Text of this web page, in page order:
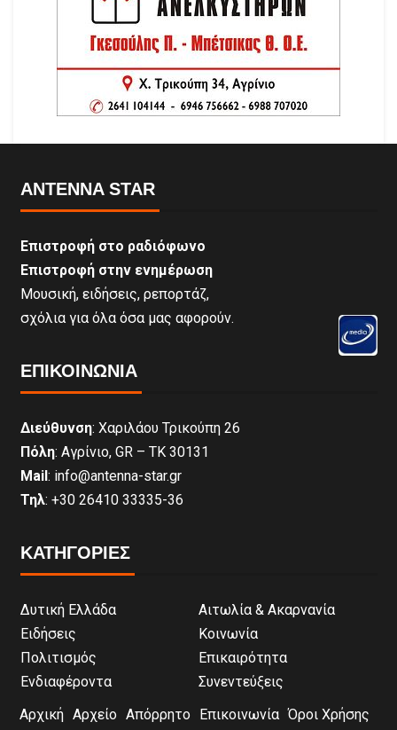
ANTENNA STAR
Επιστροφή στο ραδιόφωνο
Επιστροφή στην ενημέρωση
Μουσική, ειδήσεις, ρεπορτάζ,
σχόλια για όλα όσα μας αφορούν.
ΕΠΙΚΟΙΝΩΝΊΑ
Διεύθυνση: Χαριλάου Τρικούπη 26
Πόλη: Αγρίνιο, GR – ΤΚ 30131
Mail: info@antenna-star.gr
Τηλ: +30 26410 33335-36
ΚΑΤΗΓΟΡΙΕΣ
Δυτική Ελλάδα
Αιτωλία & Ακαρνανία
Ειδήσεις
Κοινωνία
Πολιτισμός
Επικαιρότητα
Ενδιαφέροντα
Συνεντεύξεις
Αρχική Αρχείο Απόρρητο Επικοινωνία Όροι Χρήσης